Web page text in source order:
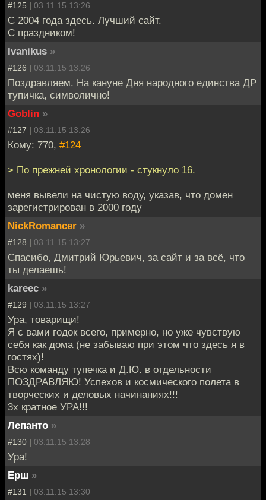
#125 | 03.11.15 13:26
С 2004 года здесь. Лучший сайт.
С праздником!
Ivanikus »
#126 | 03.11.15 13:26
Поздравляем. На кануне Дня народного единства ДР
тупичка, символично!
Goblin »
#127 | 03.11.15 13:26
Кому: 770, #124
> По прежней хронологии - стукнуло 16.
меня вывели на чистую воду, указав, что домен
зарегистрирован в 2000 году
NickRomancer »
#128 | 03.11.15 13:27
Спасибо, Дмитрий Юрьевич, за сайт и за всё, что
ты делаешь!
kareec »
#129 | 03.11.15 13:27
Ура, товарищи!
Я с вами годок всего, примерно, но уже чувствую
себя как дома (не забываю при этом что здесь я в
гостях)!
Всю команду тупечка и Д.Ю. в отдельности
ПОЗДРАВЛЯЮ! Успехов и космического полета в
творческих и деловых начинаниях!!!
3х кратное УРА!!!
Лепанто »
#130 | 03.11.15 13:28
Ура!
Ерш »
#131 | 03.11.15 13:30